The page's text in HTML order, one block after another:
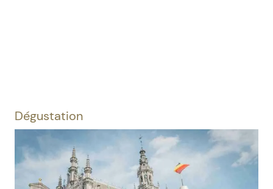
Dégustation